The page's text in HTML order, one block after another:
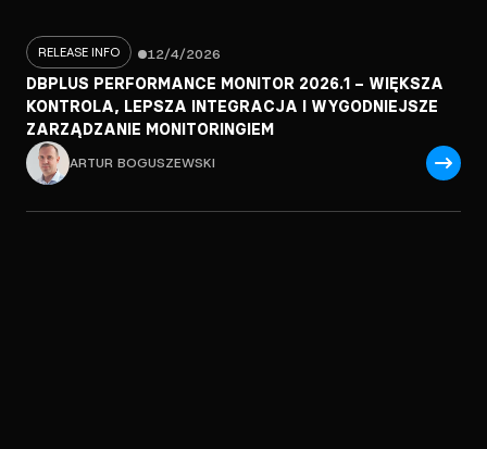
RELEASE INFO 12/4/2026
DBPLUS PERFORMANCE MONITOR 2026.1 – WIĘKSZA
KONTROLA, LEPSZA INTEGRACJA I WYGODNIEJSZE
ZARZĄDZANIE MONITORINGIEM
ARTUR BOGUSZEWSKI